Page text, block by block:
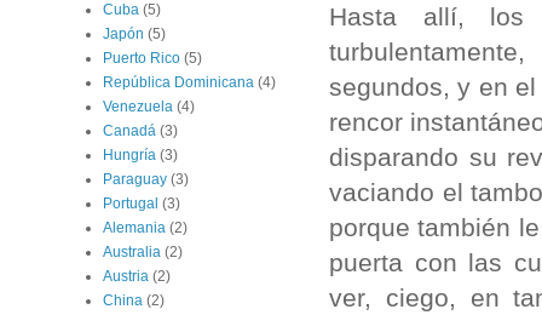
Hasta allí, los
segundos, y en
rencor
disparando su
vaciando el
porque también
puerta con las
ver, ciego, en
Cuba (5)
Japón (5)
Puerto Rico (5)
República Dominicana (4)
Venezuela (4)
Canadá (3)
Hungría (3)
Paraguay (3)
Portugal (3)
Alemania (2)
Australia (2)
Austria (2)
China (2)